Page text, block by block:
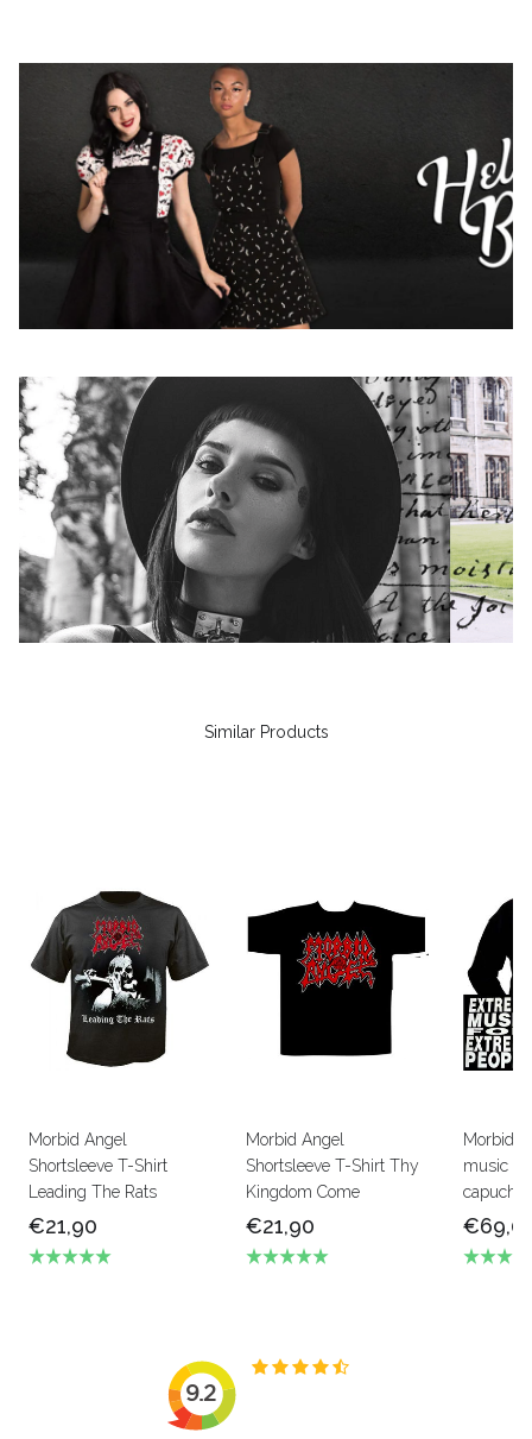
Similar Products
Morbid Angel
Shortsleeve T-Shirt
Leading The Rats
€21,90
Morbid Angel
Shortsleeve T-Shirt Thy
Kingdom Come
€21,90
Morbid
music